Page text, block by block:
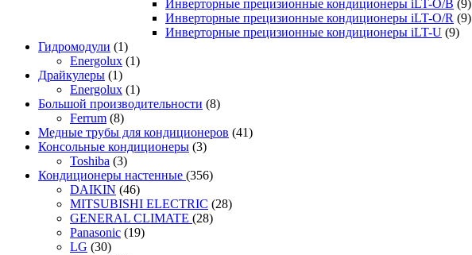
Инверторные прецизионные кондиционеры iLT-O/B (9)
Инверторные прецизионные кондиционеры iLT-O/R (9)
Инверторные прецизионные кондиционеры iLT-U (9)
Гидромодули (1)
Energolux (1)
Драйкулеры (1)
Energolux (1)
Большой производительности (8)
Ferrum (8)
Медные трубы для кондиционеров (41)
Консольные кондиционеры (3)
Toshiba (3)
Кондиционеры настенные (356)
DAIKIN (46)
MITSUBISHI ELECTRIC (28)
GENERAL CLIMATE (28)
Panasonic (19)
LG (30)